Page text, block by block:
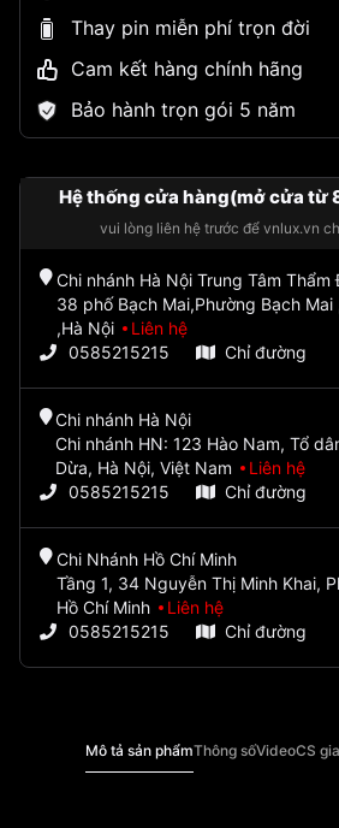
Thay pin miễn phí trọn đời
Cam kết hàng chính hãng
Bảo hành trọn gói 5 năm
Hệ thống cửa hàng(mở cửa
vui lòng liên hệ trước để vnlux.vn
Chi nhánh Hà Nội Trung Tâm Thẩm
38 phố Bạch Mai,Phường Bạch Mai
,Hà Nội
Liên hệ
0585215215
Chỉ đường
Chi nhánh Hà Nội
Chi nhánh HN: 123 Hào Nam, Tổ
Dừa, Hà Nội, Việt Nam
Liên hệ
0585215215
Chỉ đường
Chi Nhánh Hồ Chí Minh
Tầng 1, 34 Nguyễn Thị Minh Khai,
Hồ Chí Minh
Liên hệ
0585215215
Chỉ đường
Mô tả sản phẩmThông sốVideoCS